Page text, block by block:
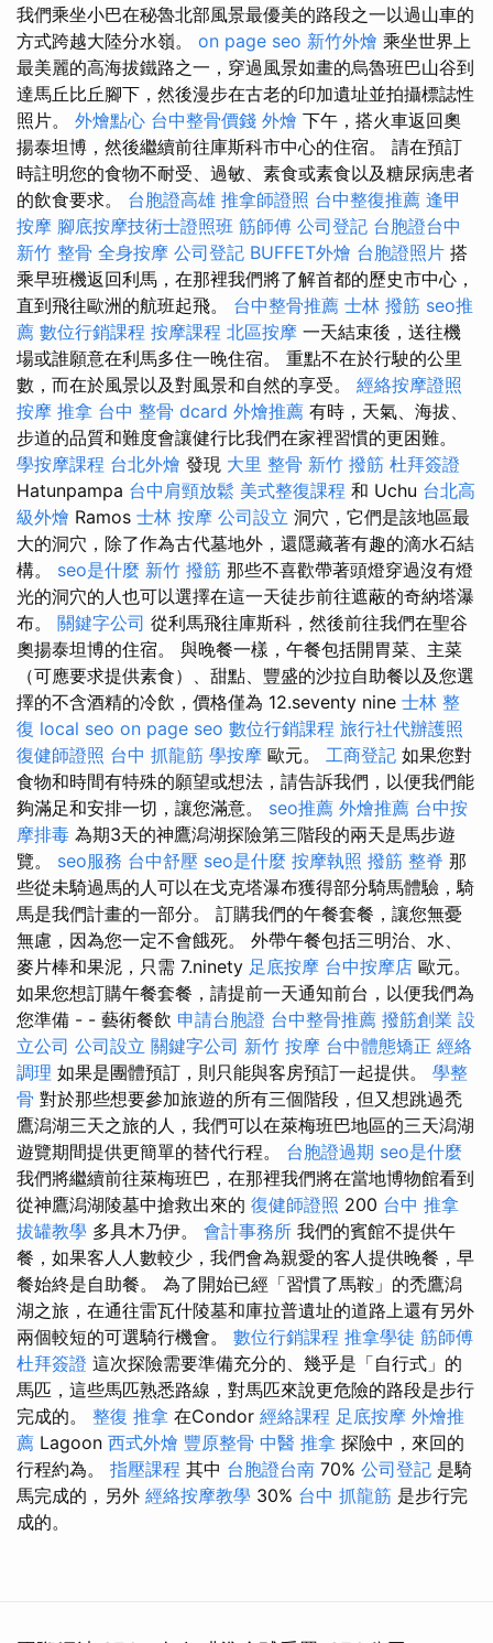
我們乘坐小巴在秘魯北部風景最優美的路段之一以過山車的
方式跨越大陸分水嶺。 on page seo 新竹外燴 乘坐世界上
最美麗的高海拔鐵路之一，穿過風景如畫的烏魯班巴山谷到
達馬丘比丘腳下，然後漫步在古老的印加遺址並拍攝標誌性
照片。 外燴點心 台中整骨價錢 外燴 下午，搭火車返回奧
揚泰坦博，然後繼續前往庫斯科市中心的住宿。 請在預訂
時註明您的食物不耐受、過敏、素食或素食以及糖尿病患者
的飲食要求。 台胞證高雄 推拿師證照 台中整復推薦 逢甲
按摩 腳底按摩技術士證照班 筋師傅 公司登記 台胞證台中
新竹 整骨 全身按摩 公司登記 BUFFET外燴 台胞證照片 搭
乘早班機返回利馬，在那裡我們將了解首都的歷史市中心，
直到飛往歐洲的航班起飛。 台中整骨推薦 士林 撥筋 seo推
薦 數位行銷課程 按摩課程 北區按摩 一天結束後，送往機
場或誰願意在利馬多住一晚住宿。 重點不在於行駛的公里
數，而在於風景以及對風景和自然的享受。 經絡按摩證照
按摩 推拿 台中 整骨 dcard 外燴推薦 有時，天氣、海拔、
步道的品質和難度會讓健行比我們在家裡習慣的更困難。
學按摩課程 台北外燴 發現 大里 整骨 新竹 撥筋 杜拜簽證
Hatunpampa 台中肩頸放鬆 美式整復課程 和 Uchu 台北高
級外燴 Ramos 士林 按摩 公司設立 洞穴，它們是該地區最
大的洞穴，除了作為古代墓地外，還隱藏著有趣的滴水石結
構。 seo是什麼 新竹 撥筋 那些不喜歡帶著頭燈穿過沒有燈
光的洞穴的人也可以選擇在這一天徒步前往遮蔽的奇納塔瀑
布。 關鍵字公司 從利馬飛往庫斯科，然後前往我們在聖谷
奧揚泰坦博的住宿。 與晚餐一樣，午餐包括開胃菜、主菜
（可應要求提供素食）、甜點、豐盛的沙拉自助餐以及您選
擇的不含酒精的冷飲，價格僅為 12.seventy nine 士林 整
復 local seo on page seo 數位行銷課程 旅行社代辦護照
復健師證照 台中 抓龍筋 學按摩 歐元。 工商登記 如果您對
食物和時間有特殊的願望或想法，請告訴我們，以便我們能
夠滿足和安排一切，讓您滿意。 seo推薦 外燴推薦 台中按
摩排毒 為期3天的神鷹潟湖探險第三階段的兩天是馬步遊
覽。 seo服務 台中舒壓 seo是什麼 按摩執照 撥筋 整脊 那
些從未騎過馬的人可以在戈克塔瀑布獲得部分騎馬體驗，騎
馬是我們計畫的一部分。 訂購我們的午餐套餐，讓您無憂
無慮，因為您一定不會餓死。 外帶午餐包括三明治、水、
麥片棒和果泥，只需 7.ninety 足底按摩 台中按摩店 歐元。
如果您想訂購午餐套餐，請提前一天通知前台，以便我們為
您準備 - - 藝術餐飲 申請台胞證 台中整骨推薦 撥筋創業 設
立公司 公司設立 關鍵字公司 新竹 按摩 台中體態矯正 經絡
調理 如果是團體預訂，則只能與客房預訂一起提供。 學整
骨 對於那些想要參加旅遊的所有三個階段，但又想跳過禿
鷹潟湖三天之旅的人，我們可以在萊梅班巴地區的三天潟湖
遊覽期間提供更簡單的替代行程。 台胞證過期 seo是什麼
我們將繼續前往萊梅班巴，在那裡我們將在當地博物館看到
從神鷹潟湖陵墓中搶救出來的 復健師證照 200 台中 推拿
拔罐教學 多具木乃伊。 會計事務所 我們的賓館不提供午
餐，如果客人人數較少，我們會為親愛的客人提供晚餐，早
餐始終是自助餐。 為了開始已經「習慣了馬鞍」的禿鷹潟
湖之旅，在通往雷瓦什陵墓和庫拉普遺址的道路上還有另外
兩個較短的可選騎行機會。 數位行銷課程 推拿學徒 筋師傅
杜拜簽證 這次探險需要準備充分的、幾乎是「自行式」的
馬匹，這些馬匹熟悉路線，對馬匹來說更危險的路段是步行
完成的。 整復 推拿 在Condor 經絡課程 足底按摩 外燴推
薦 Lagoon 西式外燴 豐原整骨 中醫 推拿 探險中，來回的
行程約為。 指壓課程 其中 台胞證台南 70% 公司登記 是騎
馬完成的，另外 經絡按摩教學 30% 台中 抓龍筋 是步行完
成的。